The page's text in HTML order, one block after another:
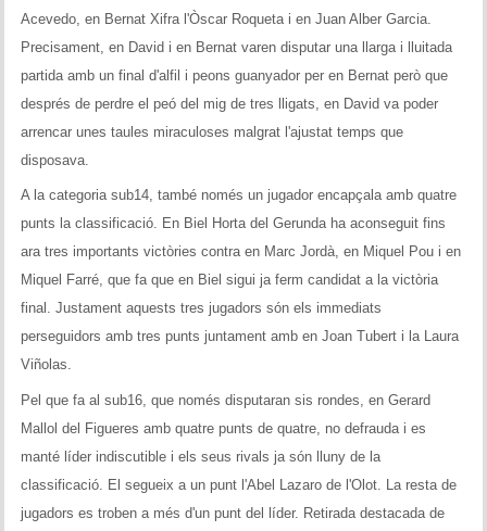
Acevedo, en Bernat Xifra l'Òscar Roqueta i en Juan Alber Garcia.
Precisament, en David i en Bernat varen disputar una llarga i lluitada
partida amb un final d'alfil i peons guanyador per en Bernat però que
després de perdre el peó del mig de tres lligats, en David va poder
arrencar unes taules miraculoses malgrat l'ajustat temps que
disposava.
A la categoria sub14, també només un jugador encapçala amb quatre
punts la classificació. En Biel Horta del Gerunda ha aconseguit fins
ara tres importants victòries contra en Marc Jordà, en Miquel Pou i en
Miquel Farré, que fa que en Biel sigui ja ferm candidat a la victòria
final. Justament aquests tres jugadors són els immediats
perseguidors amb tres punts juntament amb en Joan Tubert i la Laura
Viñolas.
Pel que fa al sub16, que només disputaran sis rondes, en Gerard
Mallol del Figueres amb quatre punts de quatre, no defrauda i es
manté líder indiscutible i els seus rivals ja són lluny de la
classificació. El segueix a un punt l'Abel Lazaro de l'Olot. La resta de
jugadors es troben a més d'un punt del líder. Retirada destacada de